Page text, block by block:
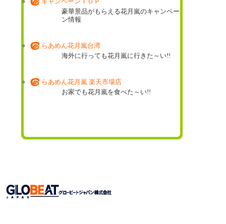
豪華景品がもらえる花月嵐のキャンペー
ン情報
らあめん花月嵐台湾
海外に行っても花月嵐に行きた～い!!
らあめん花月嵐 楽天市場店
お家でも花月嵐を食べた～い!!